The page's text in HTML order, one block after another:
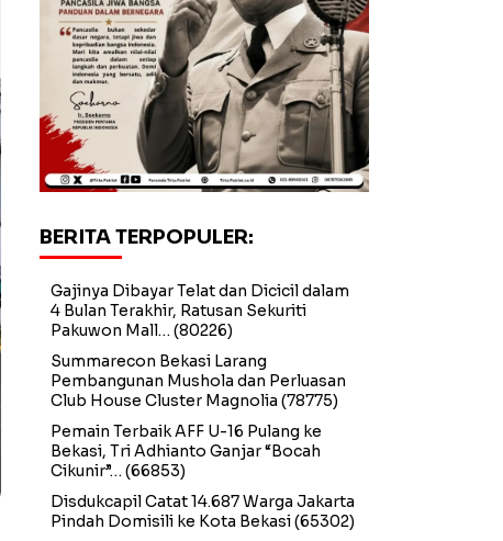
BERITA TERPOPULER:
Gajinya Dibayar Telat dan Dicicil dalam
4 Bulan Terakhir, Ratusan Sekuriti
Pakuwon Mall… (80226)
Summarecon Bekasi Larang
Pembangunan Mushola dan Perluasan
Club House Cluster Magnolia (78775)
Pemain Terbaik AFF U-16 Pulang ke
Bekasi, Tri Adhianto Ganjar “Bocah
Cikunir”… (66853)
Disdukcapil Catat 14.687 Warga Jakarta
Pindah Domisili ke Kota Bekasi(65302)